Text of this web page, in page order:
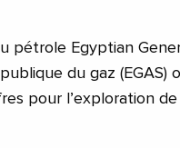
pétrole Egyptian
du gaz (EGAS)
pour l’exploration